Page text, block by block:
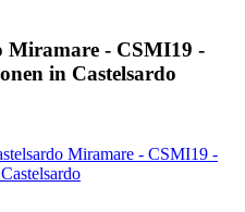
Miramare - CSMI19 -
in Castelsardo
Miramare - CSMI19 -